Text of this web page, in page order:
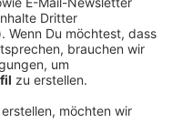
eigene Kindheit
Janeiro" von Bellini
der Sommerhits
im